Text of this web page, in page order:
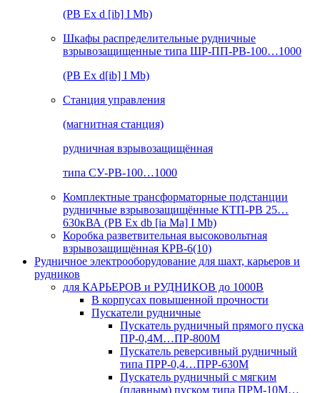
(РВ Ex d [ib] I Mb)
Шкафы распределительные рудничные
взрывозащищенные типа ШР-ПП-РВ-100…1000
(РВ Ex d[ib] I Mb)
Станция управления
(магнитная станция)
рудничная взрывозащищённая
типа СУ-РВ-100…1000
Комплектные трансформаторные подстанции
рудничные взрывозащищённые КТП-РВ 25…
630кВА (РВ Ex db [ia Ma] I Mb)
Коробка разветвительная высоковольтная
взрывозащищённая КРВ-6(10)
Рудничное электрооборудование для шахт, карьеров и
рудников
для КАРЬЕРОВ и РУДНИКОВ до 1000В
В корпусах повышенной прочности
Пускатели рудничные
Пускатель рудничный прямого пуска
ПР-0,4М…ПР-800М
Пускатель реверсивный рудничный
типа ПРР-0,4…ПРР-630М
Пускатель рудничный с мягким
(плавным) пуском типа ПРМ-10М…